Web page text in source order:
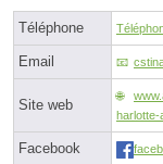
Téléphone
Email
Site web
harlotte-
Facebook